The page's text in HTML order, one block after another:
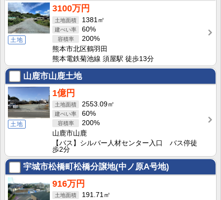
土地
3100万円
1381㎡
60%
200%
熊本市北区鶴羽田
熊本電鉄菊池線 須屋駅 徒歩13分
山鹿市山鹿土地
土地
1億円
2553.09㎡
60%
200%
山鹿市山鹿
【バス】シルバー人材センター入口 バス停徒
歩2分
宇城市松橋町松橋分譲地(中ノ原A号地)
916万円
191.71㎡